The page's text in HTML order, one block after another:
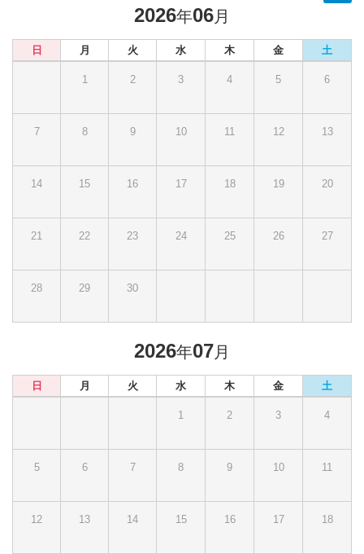
2026年06月
日 月 火 水 木 金 土
1 2 3 4 5 6
7 8 9 10 11 12 13
14 15 16 17 18 19 20
21 22 23 24 25 26 27
28 29 30
2026年07月
日 月 火 水 木 金 土
1 2 3 4
5 6 7 8 9 10 11
12 13 14 15 16 17 18